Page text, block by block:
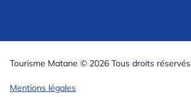
Tourisme Matane © 2026 Tous droits réservés
Mentions légales